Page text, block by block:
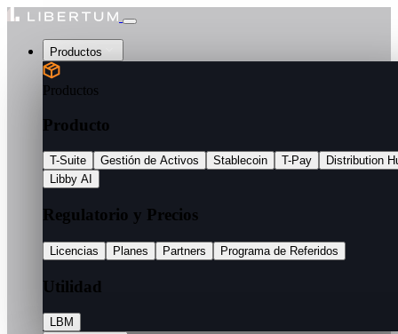
Productos
Productos
Producto
T-Suite Gestión de Activos Stablecoin T-Pay
Distribution
Libby AI
Regulatorio y Precios
Licencias Planes Partners Programa de Referidos
Utilidad
LBM